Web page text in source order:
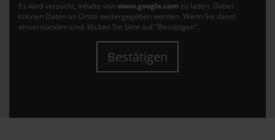
Es wird versucht, Inhalte von www.google.com zu laden. Dabei
können Daten an Dritte weitergegeben werden. Wenn Sie damit
einverstanden sind, klicken Sie bitte auf "Bestätigen".
Bestätigen